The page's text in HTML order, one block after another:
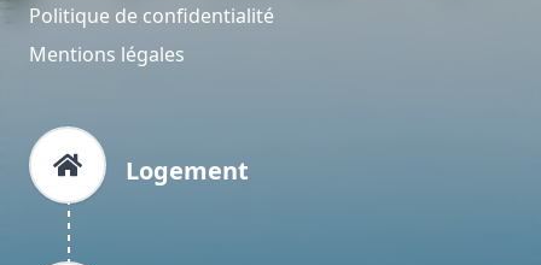
Politique de confidentialité
Mentions légales
Logement